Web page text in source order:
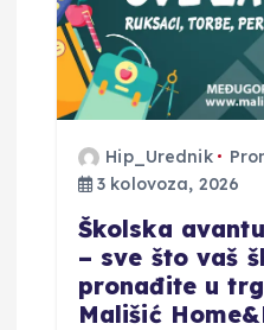
Hip_Urednik
3 kolovoza, 2026
Školska
– sve što vaš
pronađite u
Mališić